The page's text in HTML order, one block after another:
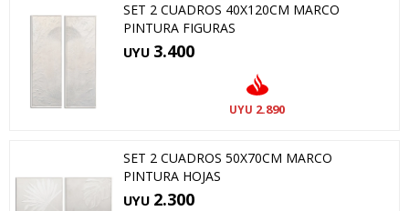
SET 2 CUADROS 40X120CM MARCO
PINTURA FIGURAS
UYU 3.400
UYU 2.890
SET 2 CUADROS 50X70CM MARCO
PINTURA HOJAS
UYU 2.300